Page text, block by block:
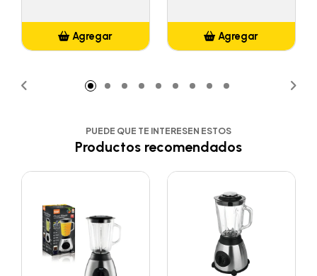
Agregar Agregar
PUEDE QUE TE INTERESEN ESTOS
Productos recomendados